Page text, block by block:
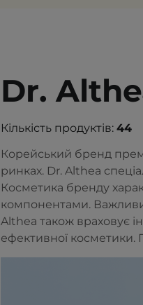
Dr.
Кількість продуктів: 44
Корейський бренд
ринках. Dr. Althea
Косметика бренду
компонентами.
Althea також враховує
ефективної косметики.